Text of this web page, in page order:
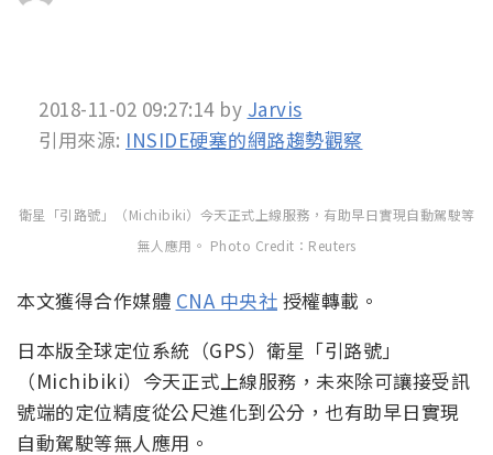
2018-11-02 09:27:14by Jarvis
引用來源: INSIDE硬塞的網路趨勢觀察
衛星「引路號」（Michibiki）今天正式上線服務，有助早日實現自動駕駛等
無人應用。 Photo Credit：Reuters
本文獲得合作媒體 CNA 中央社 授權轉載。
日本版全球定位系統（GPS）衛星「引路號」
（Michibiki）今天正式上線服務，未來除可讓接受訊
號端的定位精度從公尺進化到公分，也有助早日實現
自動駕駛等無人應用。